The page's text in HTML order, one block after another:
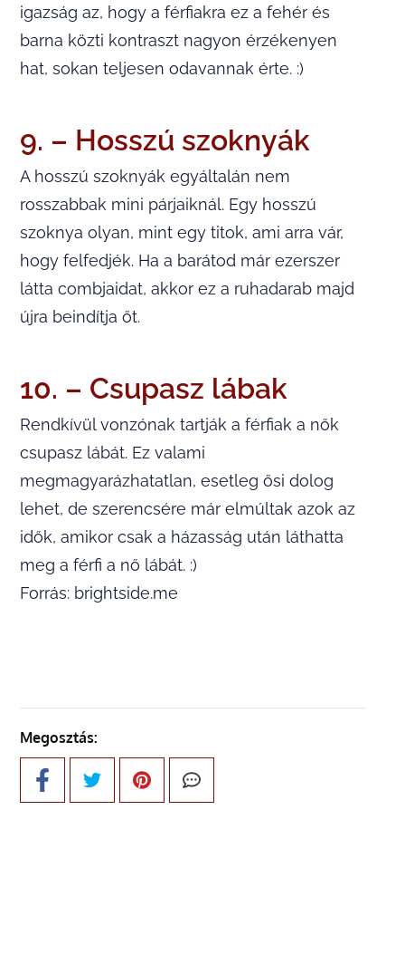
igazság az, hogy a férfiakra ez a fehér és
barna közti kontraszt nagyon érzékenyen
hat, sokan teljesen odavannak érte. :)
9. – Hosszú szoknyák
A hosszú szoknyák egyáltalán nem
rosszabbak mini párjaiknál. Egy hosszú
szoknya olyan, mint egy titok, ami arra vár,
hogy felfedjék. Ha a barátod már ezerszer
látta combjaidat, akkor ez a ruhadarab majd
újra beindítja őt.
10. – Csupasz lábak
Rendkívül vonzónak tartják a férfiak a nők
csupasz lábát. Ez valami
megmagyarázhatatlan, esetleg ősi dolog
lehet, de szerencsére már elmúltak azok az
idők, amikor csak a házasság után láthatta
meg a férfi a nő lábát. :)
Forrás: brightside.me
Megosztás: